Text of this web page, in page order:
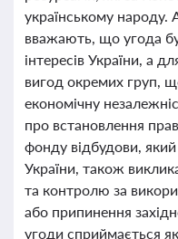
українському народу.
вважають, що угода
інтересів України, а
вигод окремих груп,
економічну
про встановлення
фонду відбудови,
України, також
та контролю за
або припинення
угоди сприймається